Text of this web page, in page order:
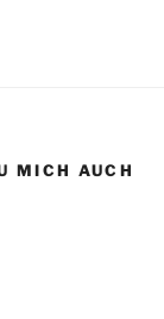
MICH AUCH